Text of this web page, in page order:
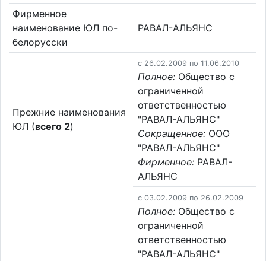
Фирменное
наименование ЮЛ по-
белорусски
РАВАЛ-АЛЬЯНС
Прежние наименования
ЮЛ (всего 2)
c 26.02.2009 по 11.06.2010
Полное: Общество с
ограниченной
ответственностью
"РАВАЛ-АЛЬЯНС"
Сокращенное: ООО
"РАВАЛ-АЛЬЯНС"
Фирменное: РАВАЛ-
АЛЬЯНС
c 03.02.2009 по 26.02.2009
Полное: Общество с
ограниченной
ответственностью
"РАВАЛ-АЛЬЯНС"